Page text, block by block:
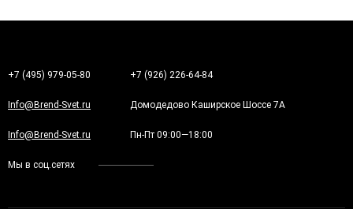
+7 (495) 979-05-80 +7 (926) 226-64-84
Info@Brend-Svet.ru Домодедово Каширское Шоссе 7А
Info@Brend-Svet.ru Пн-Пт 09:00—18:00
Мы в соц.сетях